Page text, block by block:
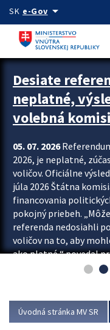
Preskocit na hlavný obsah
SK e-Govarrow_drop_down
Zastavit automatický posun
Desiate
neplatné,
volebná
05. 07. 2026
2026, je neplatné,
voličov. Oficiálne
júla 2026 Štátna
financovania
pokojný priebeh.
referenda nedosiahli
voličov na to, aby
ako platné,“ povedal
a kontrolu
Úvodná stránka MV SR